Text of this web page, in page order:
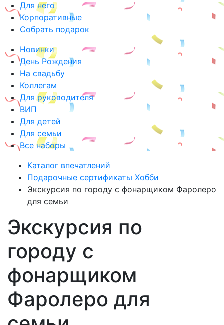
Для него
Корпоративные
Собрать подарок
Новинки
День Рождения
На свадьбу
Коллегам
Для руководителя
ВИП
Для детей
Для семьи
Все наборы
Каталог впечатлений
Подарочные сертификаты Хобби
Экскурсия по городу с фонарщиком Фаролеро
для семьи
Экскурсия по
городу с
фонарщиком
Фаролеро для